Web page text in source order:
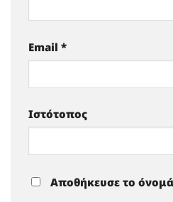
Email *
Ιστότοπος
Αποθήκευσε το